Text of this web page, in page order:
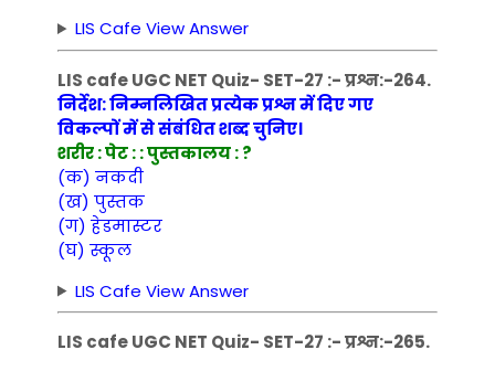
LIS Cafe View Answer
LIS cafe UGC NET Quiz- SET-27 :- प्रश्न:-264.
निर्देश: निम्नलिखित प्रत्येक प्रश्न में दिए गए
विकल्पों में से संबंधित शब्द चुनिए।
शरीर : पेट : : पुस्तकालय : ?
(क) नकदी
(ख) पुस्तक
(ग) हेडमास्टर
(घ) स्कूल
LIS Cafe View Answer
LIS cafe UGC NET Quiz- SET-27 :- प्रश्न:-265.